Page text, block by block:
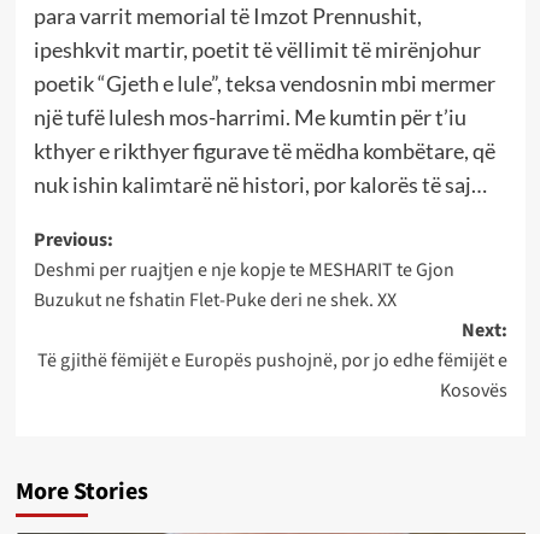
para varrit memorial të Imzot Prennushit,
ipeshkvit martir, poetit të vëllimit të mirënjohur
poetik “Gjeth e lule”, teksa vendosnin mbi mermer
një tufë lulesh mos-harrimi. Me kumtin për t’iu
kthyer e rikthyer figurave të mëdha kombëtare, që
nuk ishin kalimtarë në histori, por kalorës të saj…
Post
navigation
Previous:
Deshmi per ruajtjen e nje kopje te MESHARIT te Gjon
Buzukut ne fshatin Flet-Puke deri ne shek. XX
Next:
Të gjithë fëmijët e Europës pushojnë, por jo edhe fëmijët e
Kosovës
More Stories